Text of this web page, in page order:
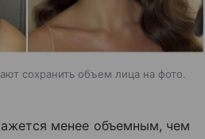
сохранить объем лица на фото.
менее объемным, чем